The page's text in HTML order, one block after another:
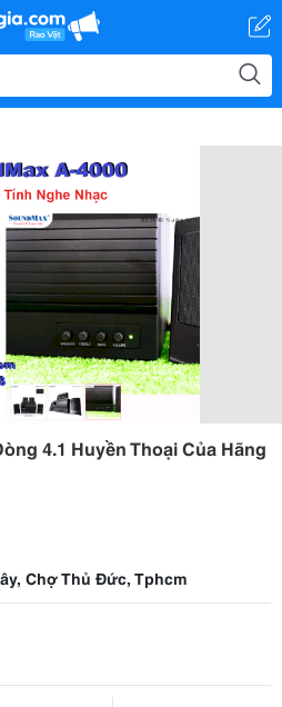
4.1 Huyền Thoại Của Hãng
Chợ Thủ Đức, Tphcm